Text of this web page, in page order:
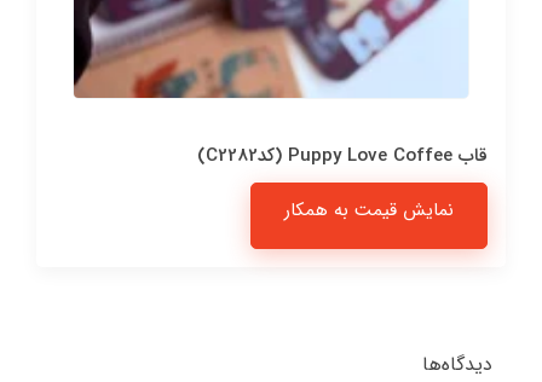
قاب Puppy Love Coffee (کدC2282)
نمایش قیمت به همکار
دیدگاه‌ها